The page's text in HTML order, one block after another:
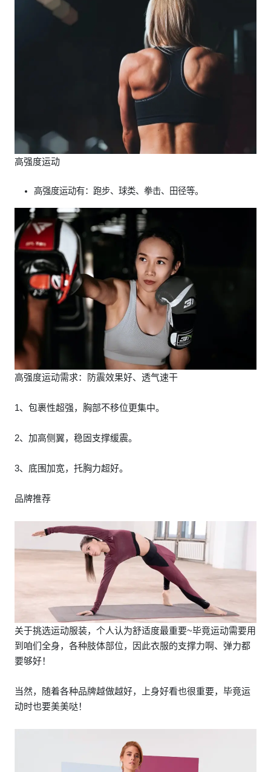
高强度运动
高强度运动有：跑步、球类、拳击、田径等。
高强度运动需求：防震效果好、透气速干
1、包裹性超强，胸部不移位更集中。
2、加高侧翼，稳固支撑缓震。
3、底围加宽，托胸力超好。
品牌推荐
关于挑选运动服装，个人认为舒适度最重要~毕竟运动需要用
到咱们全身，各种肢体部位，因此衣服的支撑力啊、弹力都
要够好！
当然，随着各种品牌越做越好，上身好看也很重要，毕竟运
动时也要美美哒！